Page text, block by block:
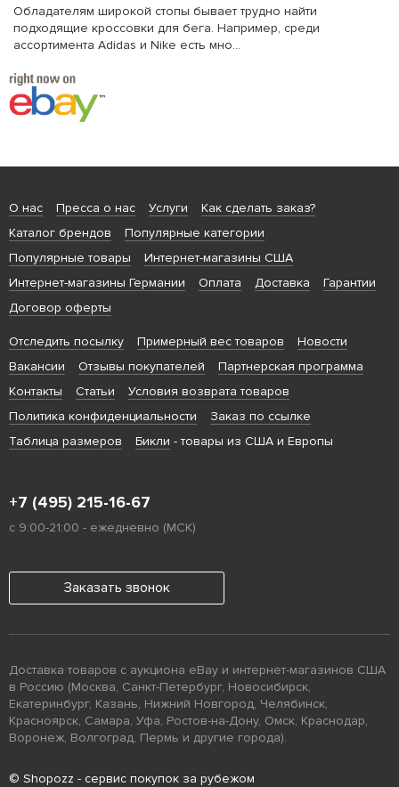
Обладателям широкой стопы бывает трудно найти
подходящие кроссовки для бега. Например, среди
ассортимента Adidas и Nike есть мно...
О нас Пресса о нас Услуги
Как сделать заказ?
Каталог брендов
Популярные категории
Популярные товары
Интернет-магазины США
Интернет-магазины Германии
Оплата Доставка
Гарантии
Договор оферты
Отследить посылку Примерный вес товаров
Новости
Вакансии
Отзывы покупателей
Партнерская программа
Контакты
Статьи
Условия возврата товаров
Политика конфиденциальности
Заказ по ссылке
Таблица размеров
Бикли - товары из США и Европы
+7 (495) 215-16-67
с 9:00-21:00 - ежедневно (МСК)
Заказать звонок
Доставка товаров с аукциона eBay и интернет-магазинов США
в Россию (Москва, Санкт-Петербург, Новосибирск,
Екатеринбург, Казань, Нижний Новгород, Челябинск,
Красноярск, Самара, Уфа, Ростов-на-Дону, Омск, Краснодар,
Воронеж, Волгоград, Пермь и другие города).
© Shopozz - сервис покупок за рубежом